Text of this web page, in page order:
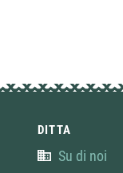
DITTA
Su di noi